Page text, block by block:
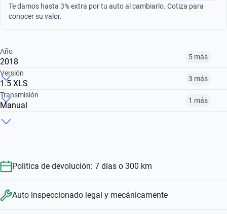
Te damos hasta 3% extra por tu auto al cambiarlo. Cotiza para
conocer su valor.
Año
2018 5 más
2014
$ 11.971.000
Versión
1.5 XLS 3 más
1.5 X
Transmisión
Manual 1 más
Política de devolución: 7 días o 300 km
Auto inspeccionado legal y mecánicamente